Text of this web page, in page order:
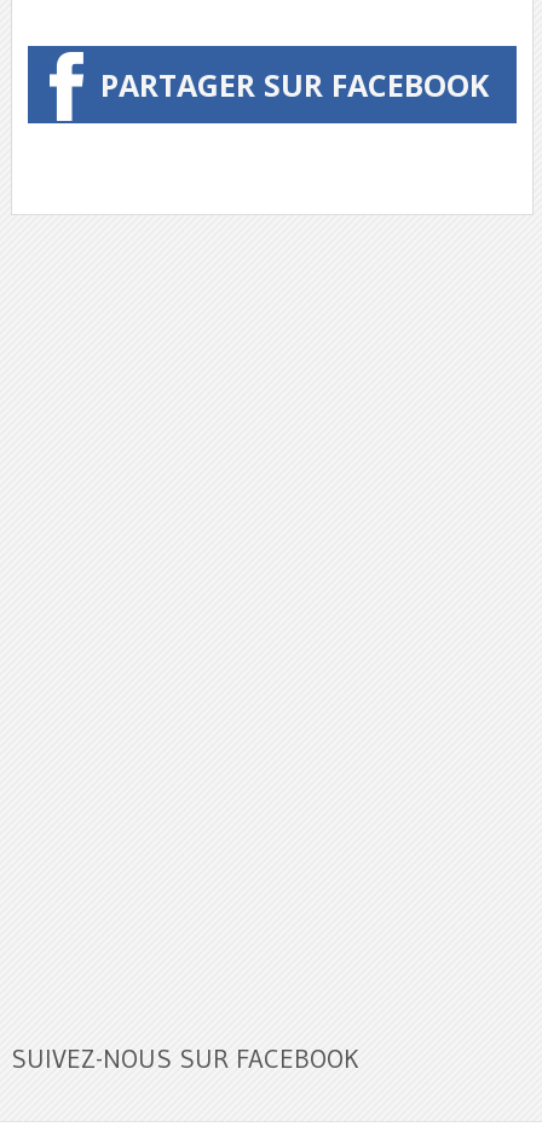
PARTAGER SUR FACEBOOK
SUIVEZ-NOUS SUR FACEBOOK